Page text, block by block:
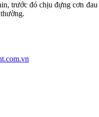
trước đó chịu đựng cơn